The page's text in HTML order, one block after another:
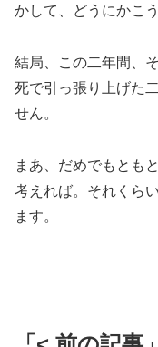
かして、どうにかこ
結局、この二年間、
死で引っ張り上げた
せん。
まあ、だめでもとも
考えれば。それくら
ます。